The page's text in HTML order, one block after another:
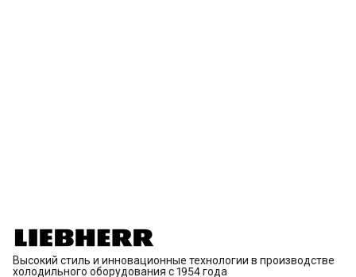
Высокий стиль и инновационные технологии в производстве
холодильного оборудования с 1954 года